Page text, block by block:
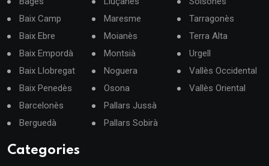
Baix Camp
Baix Ebre
Baix Empordà
Baix Llobregat
Baix Penedès
Barcelonès
Berguedà
Maresme
Moianès
Montsià
Noguera
Osona
Pallars Jussà
Pallars Sobirà
Tarragonès
Terra Alta
Urgell
Vallès Occidental
Vallès Oriental
Categories